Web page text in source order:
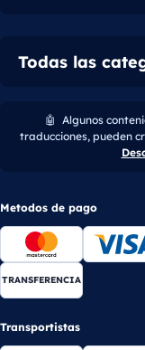
Todas las
🤖 Algunos
traducciones, pueden
Metodos de pago
TRANSFERENCIA
Transportistas